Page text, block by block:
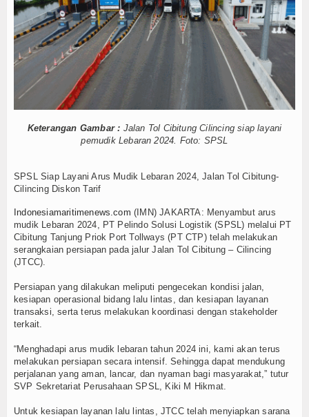
Hukum
Internasional
Kelautan dan Perikanan
Kesehatan
Khazanah
Maritim
Nasional
News
Olahraga
Perhubungan
Opini
Pemotongan Baja Pertama
Terapkan Mekanisme Berlapis
dan Sukses
RI, Panglima TNI dan Kepala Staf Angkatan
Laut Dabo Singkep
Santuni Anak Yatim
3T di Jawa Timur
KRI Golok-688
KRI Kerambit-627
Pemotongan Baja Pertama
Terapkan Mekanisme Berlapis
dan Sukses
RI, Panglima TNI dan Kepala Staf Angkatan
Laut Dabo Singkep
Santuni Anak Yatim
Keterangan Gambar : Jalan Tol Cibitung Cilincing siap layani
pemudik Lebaran 2024. Foto: SPSL
SPSL Siap Layani Arus Mudik Lebaran 2024, Jalan Tol Cibitung-
Cilincing Diskon Tarif
Indonesiamaritimenews.com (IMN) JAKARTA: Menyambut arus
mudik Lebaran 2024, PT Pelindo Solusi Logistik (SPSL) melalui PT
Cibitung Tanjung Priok Port Tollways (PT CTP) telah melakukan
serangkaian persiapan pada jalur Jalan Tol Cibitung – Cilincing
(JTCC).
Persiapan yang dilakukan meliputi pengecekan kondisi jalan,
kesiapan operasional bidang lalu lintas, dan kesiapan layanan
transaksi, serta terus melakukan koordinasi dengan stakeholder
terkait.
“Menghadapi arus mudik lebaran tahun 2024 ini, kami akan terus
melakukan persiapan secara intensif. Sehingga dapat mendukung
perjalanan yang aman, lancar, dan nyaman bagi masyarakat,” tutur
SVP Sekretariat Perusahaan SPSL, Kiki M Hikmat.
Untuk kesiapan layanan lalu lintas, JTCC telah menyiapkan sarana